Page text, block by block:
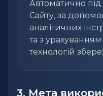
Автоматично під
Сайту, за
аналітичних
та з
технологій
3. Мета